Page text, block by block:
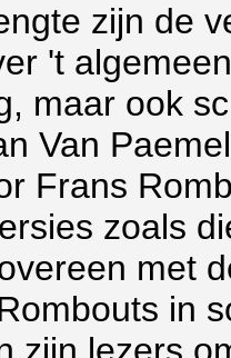
zijn de
't
maar ook
Van
Frans
zoals
met
in